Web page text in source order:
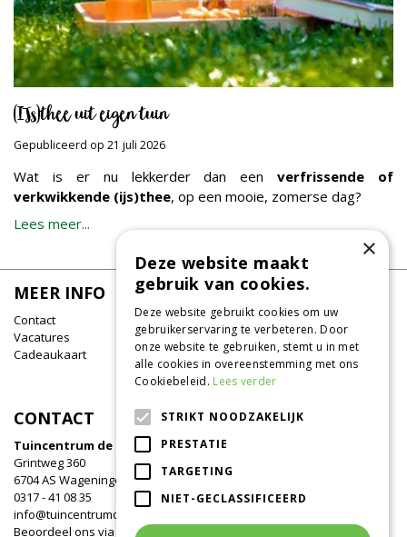
(IJs)thee uit eigen tuin
Gepubliceerd op 21 juli 2026
Wat is er nu lekkerder dan eenverfrissende of
verkwikkende (ijs)thee, op een mooie, zomerse dag?
Lees meer...
MEER INFO
Contact
Vacatures
Cadeaukaart
CONTACT
Tuincentrum de Oude Tol
Grintweg 360
6704 AS Wageningen
0317 - 41 08 35
info@tuincentrumdeoudetol.nl
Beoordeel ons via
Google
×
Deze website maakt
gebruik van cookies.
Deze website gebruikt cookies om uw
gebruikerservaring te verbeteren. Door
onze website te gebruiken, stemt u in met
alle cookies in overeenstemming met ons
Cookiebeleid. Lees verder
STRIKT NOODZAKELIJK
PRESTATIE
TARGETING
NIET-GECLASSIFICEERD